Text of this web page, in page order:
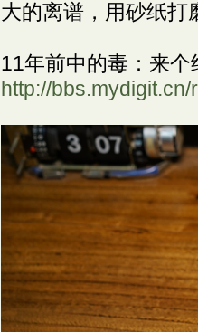
大的离谱，用砂纸打
11年前中的毒：来
http://